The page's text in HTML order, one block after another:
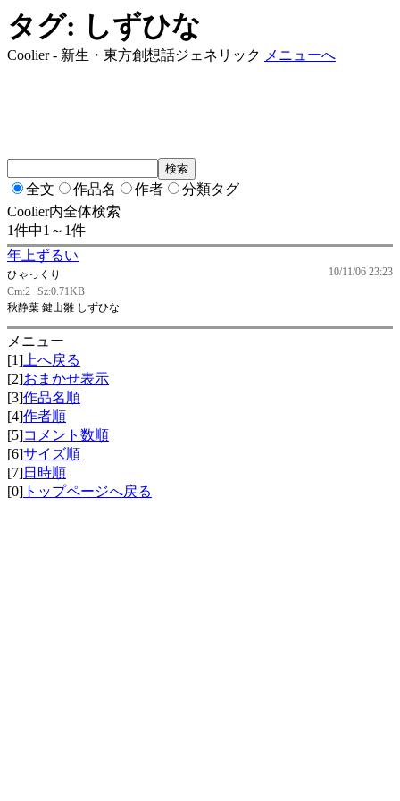
タグ: しずひな
Coolier - 新生・東方創想話ジェネリック メニューへ
全文 作品名 作者
分類タグ
Coolier内全体検索
1件中1～1件
年上ずるい
10/11/06 23:23
ひゃっくり
Cm:2 Sz:0.71KB
秋静葉 鍵山雛 しずひな
メニュー
[1] 上へ戻る
[2]おまかせ表示
[3]作品名順
[4]作者順
[5]コメント数順
[6]サイズ順
[7]日時順
[0] トップページへ戻る